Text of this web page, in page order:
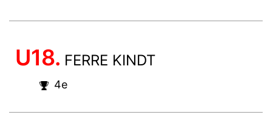
U18. FERRE KINDT
4e